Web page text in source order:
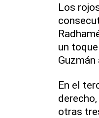
Los
un
Guzmán
En el
otras